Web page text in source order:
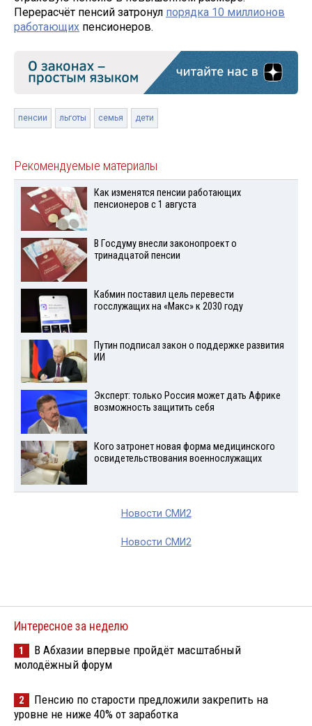
Перерасчёт пенсий затронул порядка 10 миллионов
работающих пенсионеров.
пенсии льготы семья дети
Рекомендуемые материалы
Как изменятся пенсии работающих
пенсионеров с 1 августа
В Госдуму внесли законопроект о
тринадцатой пенсии
Кабмин поставил цель перевести
госслужащих на «Макс» к 2030 году
Путин подписал закон о поддержке развития
ИИ
Эксперт: только Россия может дать Африке
возможность защитить себя
Кого затронет новая форма медицинского
освидетельствования военнослужащих
Новости СМИ2
Новости СМИ2
Интересное за неделю
1
В Абхазии впервые пройдёт масштабный
молодёжный форум
2
Пенсию по старости предложили закрепить на
уровне не ниже 40% от заработка